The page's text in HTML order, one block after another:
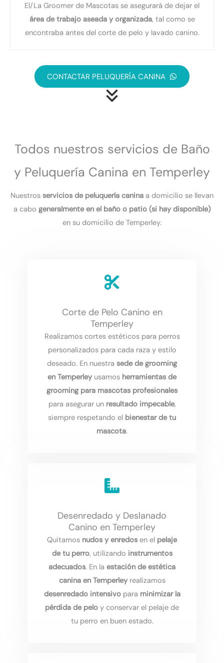
El/La Groomer de Mascotas se asegurará de dejar el
área de trabajo aseada y organizada, tal como se
encontraba antes del corte de pelo y lavado canino.
CONTACTAR PELUQUERÍA CANINA
Todos nuestros servicios de Baño
y Peluquería Canina en Temperley
Nuestros servicios de peluquería canina a domicilio se llevan
a cabo generalmente en el baño o patio (si hay disponible)
en su domicilio de Temperley.
Corte de Pelo Canino en
Temperley
Realizamos cortes estéticos para perros
personalizados para cada raza y estilo
deseado. En nuestra sede de grooming
en Temperleyusamos herramientas de
grooming para mascotas profesionales
para asegurar un resultado impecable,
siempre respetando el bienestar de tu
mascota.
Desenredado y Deslanado
Canino en Temperley
Quitamos nudos y enredos en el pelaje
de tu perro, utilizando instrumentos
adecuados. En la estación de estética
canina en Temperleyrealizamos
desenredado intensivopara minimizar la
pérdida de pelo y conservar el pelaje de
tu perro en buen estado.